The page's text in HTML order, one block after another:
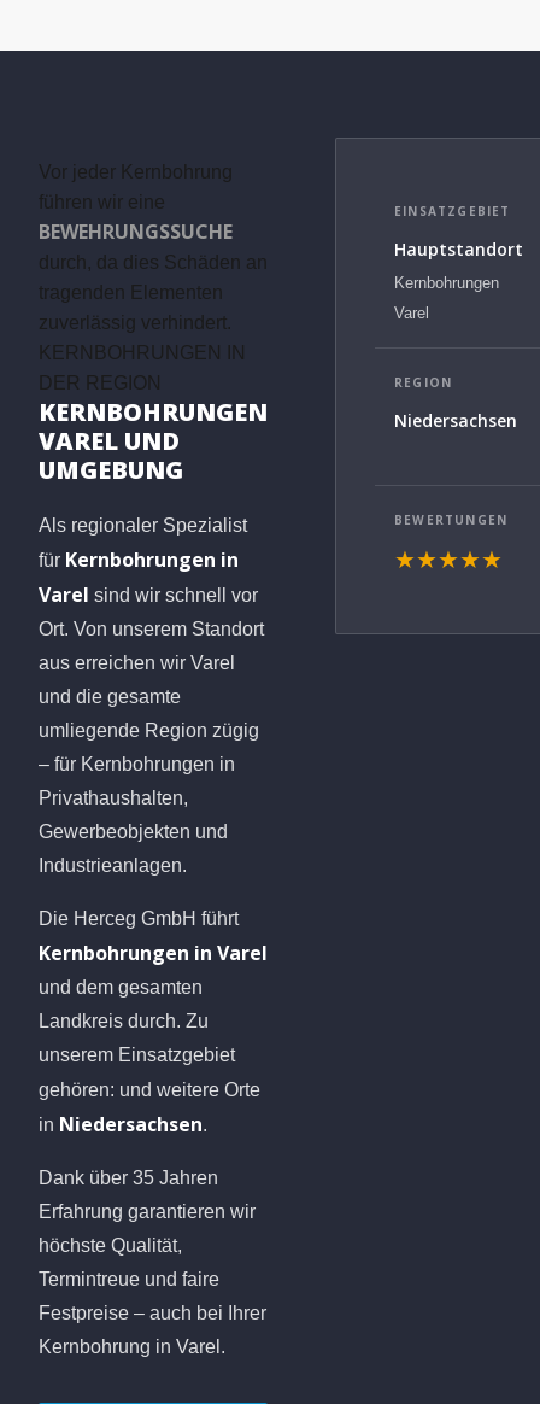
Vor jeder Kernbohrung
führen wir eine
BEWEHRUNGSSUCHE
durch, da dies Schäden an
tragenden Elementen
zuverlässig verhindert.
KERNBOHRUNGEN IN
DER REGION
KERNBOHRUNGEN
VAREL UND
UMGEBUNG
Als regionaler Spezialist
für Kernbohrungen in
Varel sind wir schnell vor
Ort. Von unserem Standort
aus erreichen wir Varel
und die gesamte
umliegende Region zügig
– für Kernbohrungen in
Privathaushalten,
Gewerbeobjekten und
Industrieanlagen.
Die Herceg GmbH führt
Kernbohrungen in Varel
und dem gesamten
Landkreis durch. Zu
unserem Einsatzgebiet
gehören: und weitere Orte
in Niedersachsen.
Dank über 35 Jahren
Erfahrung garantieren wir
höchste Qualität,
Termintreue und faire
Festpreise – auch bei Ihrer
Kernbohrung in Varel.
EINSATZGEBIET
Hauptstandort
Kernbohrungen
Varel
REGION
Niedersachsen
BEWERTUNGEN
★★★★★